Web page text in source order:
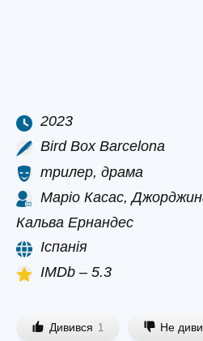
2023
Bird Box Barcelona
трилер, драма
Маріо Касас,
Кальва Ернандес
Іспанія
IMDb – 5.3
Дивився 1 Не